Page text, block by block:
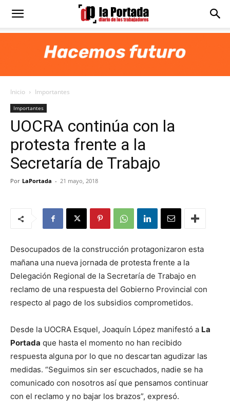
Diario
Portada
Inicio Importantes
Importantes
UOCRA continúa con la
protesta frente a la
Secretaría de Trabajo
Por LaPortada - 21 mayo, 2018
Desocupados de la construcción protagonizaron esta
mañana una nueva jornada de protesta frente a la
Delegación Regional de la Secretaría de Trabajo en
reclamo de una respuesta del Gobierno Provincial con
respecto al pago de los subsidios comprometidos.
Desde la UOCRA Esquel, Joaquín López manifestó a La
Portada que hasta el momento no han recibido
respuesta alguna por lo que no descartan agudizar las
medidas. “Seguimos sin ser escuchados, nadie se ha
comunicado con nosotros así que pensamos continuar
con el reclamo y no bajar los brazos”, expresó.